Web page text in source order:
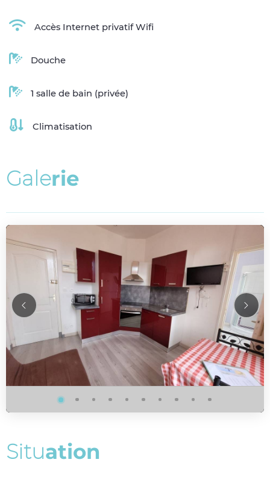
Accès Internet privatif Wifi
Douche
1 salle de bain (privée)
Climatisation
Galerie
Situation